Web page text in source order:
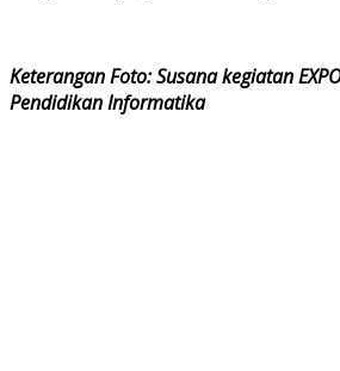
Keterangan Foto: Susana kegiatan
Pendidikan Informatika